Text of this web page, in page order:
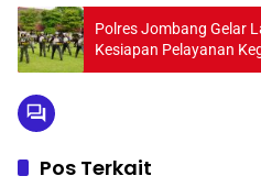
Polres Jombang Gelar
Kesiapan Pelayanan
Pos Terkait